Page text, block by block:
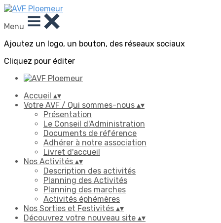
Menu
Ajoutez un logo, un bouton, des réseaux sociaux
Cliquez pour éditer
Accueil ▴▾
Votre AVF / Qui sommes-nous ▴▾
Présentation
Le Conseil d'Administration
Documents de référence
Adhérer à notre association
Livret d'accueil
Nos Activités ▴▾
Description des activités
Planning des Activités
Planning des marches
Activités éphémères
Nos Sorties et Festivités ▴▾
Découvrez votre nouveau site ▴▾